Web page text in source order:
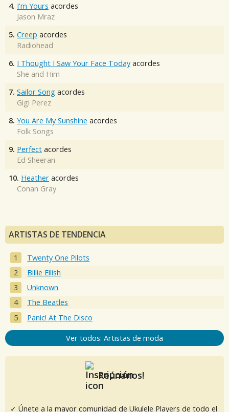
4. I'm Yours acordes
Jason Mraz
5. Creep acordes
Radiohead
6. I Thought I Saw Your Face Today acordes
She and Him
7. Sailor Song acordes
Gigi Perez
8. You Are My Sunshine acordes
Folk Songs
9. Perfect acordes
Ed Sheeran
10. Heather acordes
Conan Gray
ARTISTAS DE TENDENCIA
Twenty One Pilots
Billie Eilish
Unknown
The Beatles
Panic! At The Disco
Ver todos: Artistas de moda
Reúnanos!
✓ Únete a la mayor comunidad de Ukulele Players de todo el